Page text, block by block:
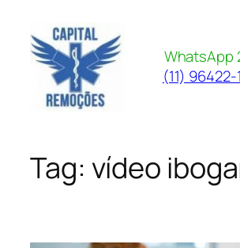
para
conteúdo
WhatsApp
(11) 96422-
Tag: vídeo